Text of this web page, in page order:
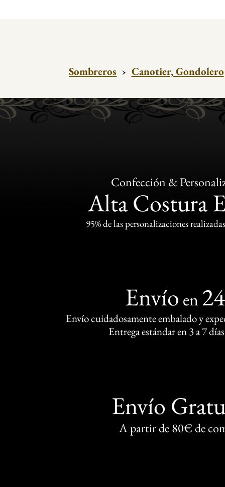
Sombreros › Canotier, Gondolero
Confección &
Alta Costura
95% de las personalizaciones
Envío en
Envío cuidadosamente embalado y
Entrega estándar en 3 a 7
Envío
A partir de 80€ de